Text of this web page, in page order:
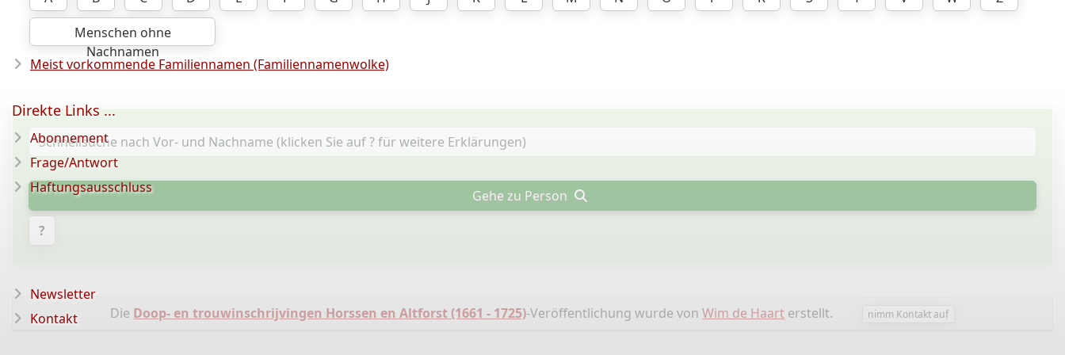
Menschen ohne
Nachnamen
Meist vorkommende Familiennamen (Familiennamenwolke)
Gehe zu Person
?
Die Doop- en trouwinschrijvingen Horssen en Altforst (1661 - 1725)-Veröffentlichung wurde vonWim de Haart erstellt. nimm Kontakt auf
Direkte Links ...
Abonnement
Frage/Antwort
Haftungsausschluss
Newsletter
Kontakt